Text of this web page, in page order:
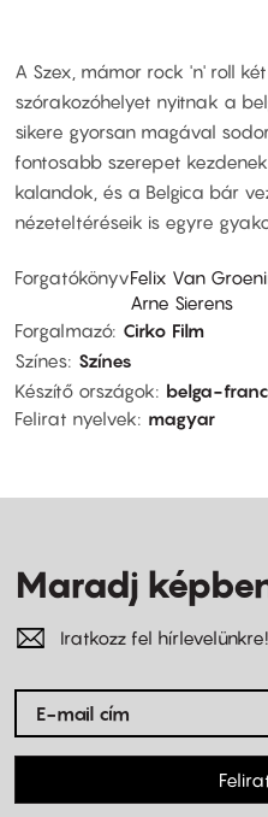
A Szex, mámor rock 'n' roll
szórakozóhelyet nyitnak a
sikere gyorsan magával
fontosabb szerepet
kalandok, és a Belgica bár
nézeteltéréseik is egyre
ForgatókönyvFelix Van
Arne Sierens
Forgalmazó Cirko Film
Színes Színes
Készítő országok
belga-
Felirat nyelvek
magyar
Maradj
Iratkozz fel hírlevelünkre!